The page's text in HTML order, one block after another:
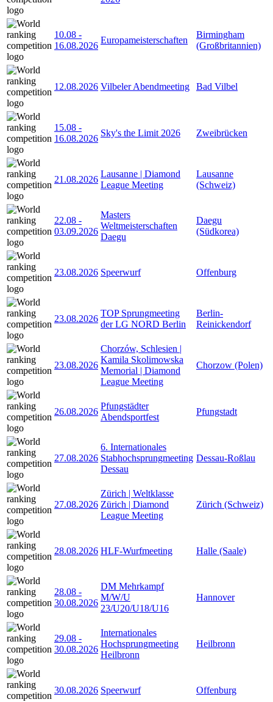
10.08 -
16.08.2026
Europameisterschaften
Birmingham
(Großbritannien)
12.08.2026 Vilbeler Abendmeeting Bad Vilbel
15.08 -
16.08.2026
Sky's the Limit 2026 Zweibrücken
21.08.2026
Lausanne | Diamond
League Meeting
Lausanne
(Schweiz)
22.08 -
03.09.2026
Masters
Weltmeisterschaften
Daegu
Daegu
(Südkorea)
23.08.2026 Speerwurf Offenburg
23.08.2026
TOP Sprungmeeting
der LG NORD Berlin
Berlin-
Reinickendorf
23.08.2026
Chorzów, Schlesien |
Kamila Skolimowska
Memorial | Diamond
League Meeting
Chorzow (Polen)
26.08.2026
Pfungstädter
Abendsportfest
Pfungstadt
27.08.2026
6. Internationales
Stabhochsprungmeeting
Dessau
Dessau-Roßlau
27.08.2026
Zürich | Weltklasse
Zürich | Diamond
League Meeting
Zürich (Schweiz)
28.08.2026 HLF-Wurfmeeting Halle (Saale)
28.08 -
30.08.2026
DM Mehrkampf
M/W/U
23/U20/U18/U16
Hannover
29.08 -
30.08.2026
Internationales
Hochsprungmeeting
Heilbronn
Heilbronn
30.08.2026 Speerwurf Offenburg